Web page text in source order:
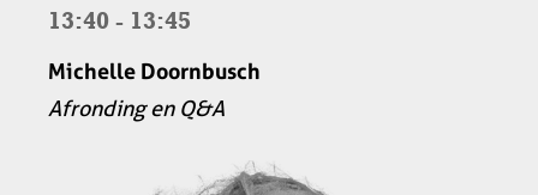
13:40 - 13:45
Michelle Doornbusch
Afronding en Q&A